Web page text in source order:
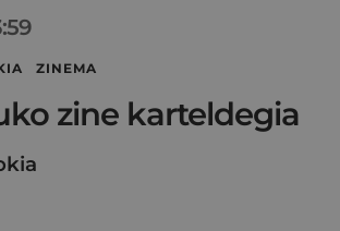
ZINEMA
zine karteldegia